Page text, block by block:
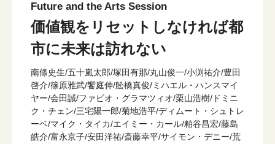
Future and the Arts Session
価値観をリセットしなければ都
市に未来は訪れない
南條史生/五十嵐太郎/塚田有那/丸山俊一/小渕祐介/豊田
啓介/篠原雅武/饗庭伸/舩橋真俊/ミハエル・ハンスマイ
ヤー/会田誠/ファビオ・グラマツィオ/栗山浩樹/ドミニ
ク・チェン/三宅陽一郎/菊地浩平/ディムート・シュトレ
ーベ/マイク・タイカ/エイミー・カール/粕谷昌宏/藤島
皓介/富永京子/安田洋祐/斎藤幸平/サイモン・デニー/荒